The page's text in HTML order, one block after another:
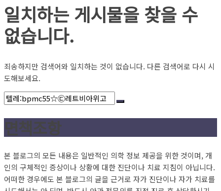
일치하는 게시물을 찾을 수
없습니다.
죄송하지만 검색어와 일치하는 것이 없습니다. 다른 검색어로 다시 시
도해보세요.
면책조항
본 블로그의 모든 내용은 일반적인 의학 정보 제공을 위한 것이며, 개
인의 구체적인 증상이나 상황에 대한 진단이나 치료 지침이 아닙니다.
어떠한 경우에도 본 블로그의 글을 근거로 자가 진단이나 자가 치료를